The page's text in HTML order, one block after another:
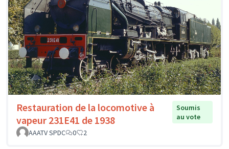
Restauration de la locomotive à
vapeur 231E41 de 1938
Soumis
au vote
AAATV SPDC
0 2